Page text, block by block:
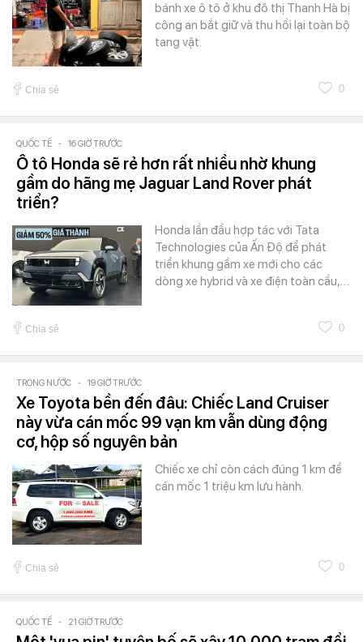
bánh xe ô tô ở khu đô thị Thanh Hà bị
công an bắt giữ và thu hồi lại toàn bộ
tang vật.
Chia sẻ 0
QUỐC TẾ - 16 GIỜ TRƯỚC
Ô tô Honda sẽ rẻ hơn rất nhiều nhờ khung
gầm do hãng mẹ Jaguar Land Rover phát
triển?
Honda lần đầu hợp tác với Tata
Technologies của Ấn Độ để phát
triển khung gầm xe mới cho các
dòng xe hybrid và xe điện toàn cầu,…
Chia sẻ 0
TRONG NƯỚC - 19 GIỜ TRƯỚC
Xe Toyota bền đến đâu: Chiếc Land Cruiser
này vừa cán mốc 99 vạn km vẫn dùng động
cơ, hộp số nguyên bản
Chiếc xe chỉ còn cách đúng 1 km để
cán mốc 1 triệu km lưu hành.
Chia sẻ 0
QUỐC TẾ - 21 GIỜ TRƯỚC